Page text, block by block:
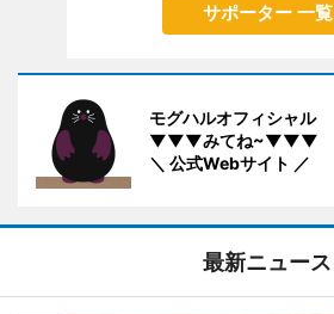
サポーター 一覧
モグハルオフィシャル
▼▼▼みてね~▼▼▼
＼ 公式Webサイト ／
最新ニュース